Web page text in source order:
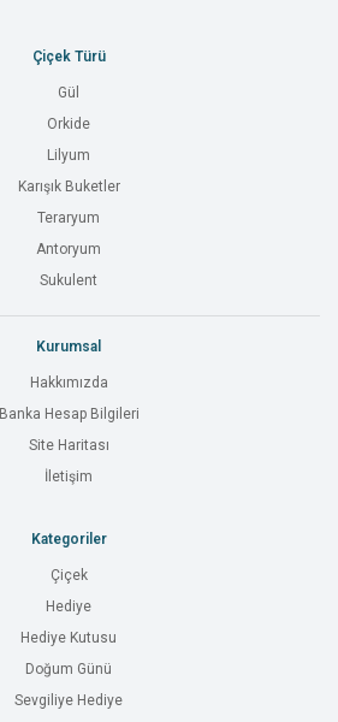
Çiçek Türü
Gül
Orkide
Lilyum
Karışık Buketler
Teraryum
Antoryum
Sukulent
Kurumsal
Hakkımızda
Banka Hesap Bilgileri
Site Haritası
İletişim
Kategoriler
Çiçek
Hediye
Hediye Kutusu
Doğum Günü
Sevgiliye Hediye